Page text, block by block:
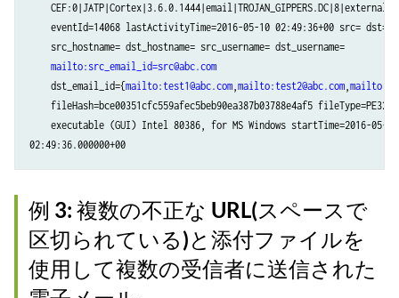
    eventId=14068 lastActivityTime=2016-05-10 02:49:36+00 src= dst=
    src_hostname= dst_hostname= src_username= dst_username=
mailto:src_email_id=src@abc.com
    dst_email_id={
mailto:test1@abc.com,mailto:test2@abc.com,
    fileHash=bce00351cfc559afec5beb90ea387b03788e4af5 fileType=PE32
    executable (GUI) Intel 80386, for MS Windows startTime=2016-05-10
例 3: 複数の不正な URL(スペースで
区切られている)と添付ファイルを
使用して複数の受信者に送信された